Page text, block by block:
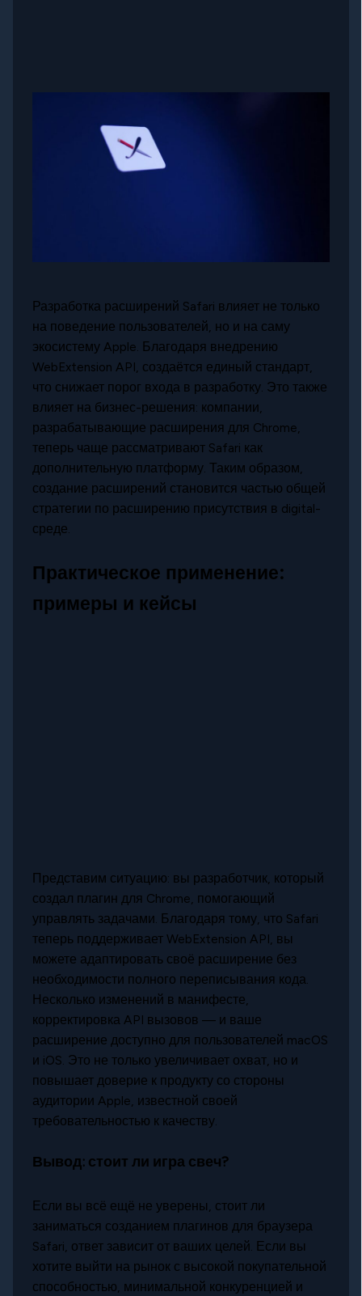
Разработка расширений Safari влияет не только
на поведение пользователей, но и на саму
экосистему Apple. Благодаря внедрению
WebExtension API, создаётся единый стандарт,
что снижает порог входа в разработку. Это также
влияет на бизнес-решения: компании,
разрабатывающие расширения для Chrome,
теперь чаще рассматривают Safari как
дополнительную платформу. Таким образом,
создание расширений становится частью общей
стратегии по расширению присутствия в digital-
среде.
Практическое применение:
примеры и кейсы
Представим ситуацию: вы разработчик, который
создал плагин для Chrome, помогающий
управлять задачами. Благодаря тому, что Safari
теперь поддерживает WebExtension API, вы
можете адаптировать своё расширение без
необходимости полного переписывания кода.
Несколько изменений в манифесте,
корректировка API вызовов — и ваше
расширение доступно для пользователей macOS
и iOS. Это не только увеличивает охват, но и
повышает доверие к продукту со стороны
аудитории Apple, известной своей
требовательностью к качеству.
Вывод: стоит ли игра свеч?
Если вы всё ещё не уверены, стоит ли
заниматься созданием плагинов для браузера
Safari, ответ зависит от ваших целей. Если вы
хотите выйти на рынок с высокой покупательной
способностью, минимальной конкуренцией и